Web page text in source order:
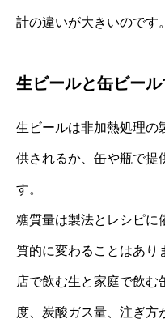
計の違いが大きいのです。
生ビールと缶ビー
生ビールは非加熱処理の
供されるか、缶や瓶で提
す。
糖質量は製法とレシピに
質的に変わることはあり
店で飲む生と家庭で飲む
度、炭酸ガス量、注ぎ方